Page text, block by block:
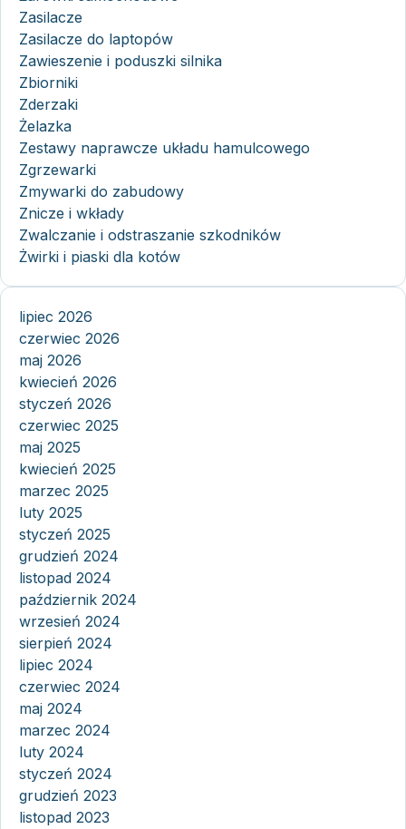
Zasilacze
Zasilacze do laptopów
Zawieszenie i poduszki silnika
Zbiorniki
Zderzaki
Żelazka
Zestawy naprawcze układu hamulcowego
Zgrzewarki
Zmywarki do zabudowy
Znicze i wkłady
Zwalczanie i odstraszanie szkodników
Żwirki i piaski dla kotów
lipiec 2026
czerwiec 2026
maj 2026
kwiecień 2026
styczeń 2026
czerwiec 2025
maj 2025
kwiecień 2025
marzec 2025
luty 2025
styczeń 2025
grudzień 2024
listopad 2024
październik 2024
wrzesień 2024
sierpień 2024
lipiec 2024
czerwiec 2024
maj 2024
marzec 2024
luty 2024
styczeń 2024
grudzień 2023
listopad 2023